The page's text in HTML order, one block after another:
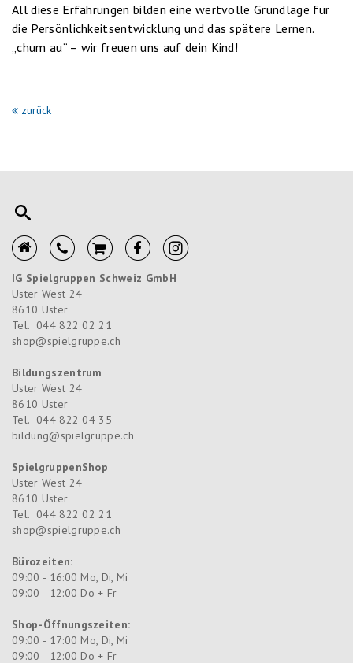
All diese Erfahrungen bilden eine wertvolle Grundlage für
die Persönlichkeitsentwicklung und das spätere Lernen.
„chum au“ – wir freuen uns auf dein Kind!
zurück
IG Spielgruppen Schweiz GmbH
Uster West 24
8610 Uster
Tel. 044 822 02 21
shop@spielgruppe.ch
Bildungszentrum
Uster West 24
8610 Uster
Tel. 044 822 04 35
bildung@spielgruppe.ch
SpielgruppenShop
Uster West 24
8610 Uster
Tel. 044 822 02 21
shop@spielgruppe.ch
Bürozeiten:
09:00 - 16:00 Mo, Di, Mi
09:00 - 12:00 Do + Fr
Shop-Öffnungszeiten:
09:00 - 17:00 Mo, Di, Mi
09:00 - 12:00 Do + Fr